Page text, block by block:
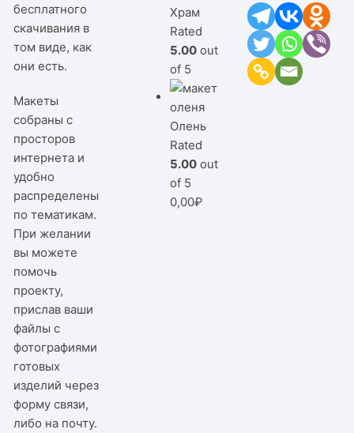
бесплатного
скачивания в
том виде, как
они есть.
Макеты
собраны с
просторов
интернета и
удобно
распределены
по тематикам.
При желании
вы можете
помочь
проекту,
прислав ваши
файлы с
фотографиями
готовых
изделий через
форму связи,
либо на почту.
Храм
Rated
5.00 out
of 5
Олень
Rated
5.00 out
of 5
0,00₽